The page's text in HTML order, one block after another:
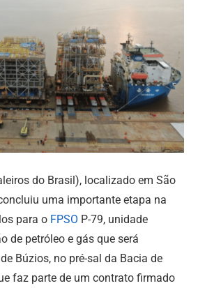
do Brasil), localizado em São
uma importante etapa na
para o FPSO P-79, unidade
de petróleo e gás que será
Búzios, no pré-sal da Bacia de
faz parte de um contrato firmado